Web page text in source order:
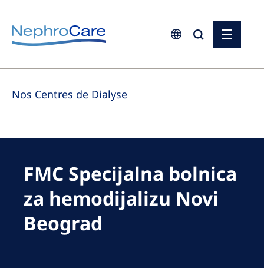
Europe
Czech Republic
Germany
Italy
Netherlands
Poland
Nos Centres de Dialyse
FMC Specijalna bolnica
za hemodijalizu Novi
Beograd